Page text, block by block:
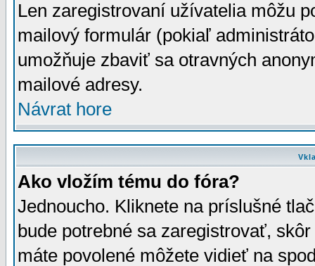
Len zaregistrovaní užívatelia môžu
mailový formulár (pokiaľ
umožňuje zbaviť sa otravných
mailové adresy.
Návrat hore
Ako vložím tému do fóra?
Jednoucho. Kliknete na príslušné
bude potrebné sa zaregistrovať,
máte povolené môžete vidieť na